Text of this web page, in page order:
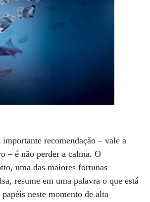
recomendação – vale a
– é não perder a calma. O
uma das maiores fortunas
resume em uma palavra o que está
neste momento de alta